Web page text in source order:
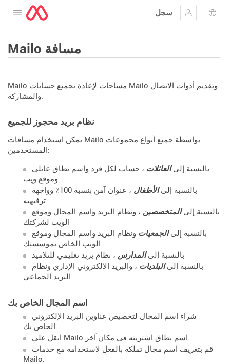
افتح القائمة
سجل
الدخولاللغة
Mailo مسافة
Mailo مساحات لإعادة تجميع حسابات Mailo وتقديم أدوات الاتصال
والمشاركة.
نظام بريد محجوز للجميع
يمكن استخدام مسافات Mailo بواسطة جميع أنواع مجموعات
المستخدمين:
بالنسبة إلىالعائلات ، حساب لكل فرد واسم نطاق عائلي
وموقع ويب
بالنسبة إلىالأطفال
، عنوان آمن بنسبة 100٪ وواجهة
ترفيهية
بالنسبة إلىالمتخصصين ، ونظام البريد واسم المجال وموقع
الويب لشركتك
بالنسبة إلىالجمعيات ونظام البريد واسم المجال وموقع
الويب الخاص بمؤسستك
بالنسبة إلىالمدارس ، نظام بريد تعليمي للتلاميذ
بالنسبة إلىالبلديات ، والبريد الإلكتروني الإداري ونظام
البريد الجماعي
اسم المجال الخاص بك
شراء اسم المجال لتخصيص عناوين البريد الإلكتروني
الخاص بك.
انقل على Mailo اسم نطاق اشتريته في مكان آخر.
قم بتعريف اسم مجال تملكه بالفعل لاستخدامه مع خدمات
Mailo.